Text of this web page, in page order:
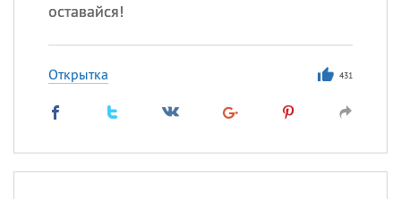
оставайся!
Открытка 431